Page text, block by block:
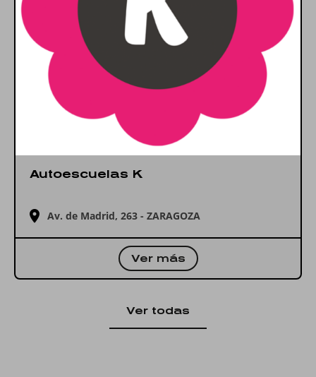
Autoescuelas K
Av. de Madrid, 263 - ZARAGOZA
Ver más
Ver todas